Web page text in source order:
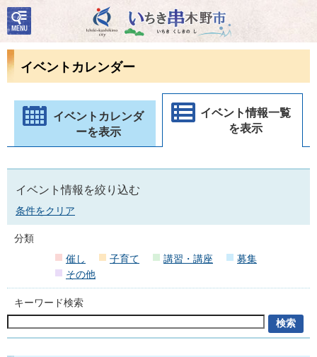
いちき串木野市
検
索・
共通
ューイベントカレンダー
イベントカレンダ
ーを表示
イベント情報一覧
を表示
イベント情報を絞り込む
条件をクリア
分類
催し
子育て 講習・講座
募集
その他
キーワード検索